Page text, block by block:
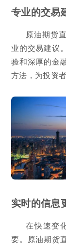
专业的交易
原油期货
业的交易建议
验和深厚的金
方法，为投资
实时的信息
在快速变
要。原油期货